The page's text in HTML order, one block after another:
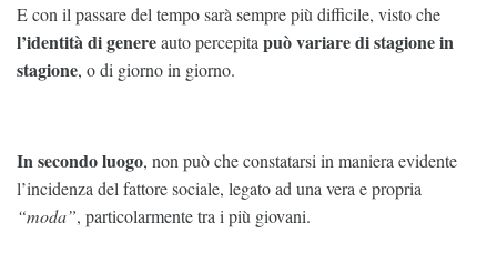
E con il passare del tempo sarà sempre più difficile, visto che
l’identità di genereauto percepita può variare di stagione in
stagione, o di giorno in giorno.
In secondo luogo, non può che constatarsi in maniera evidente
l’incidenza del fattore sociale, legato ad una vera e propria
“moda”, particolarmente tra i più giovani.